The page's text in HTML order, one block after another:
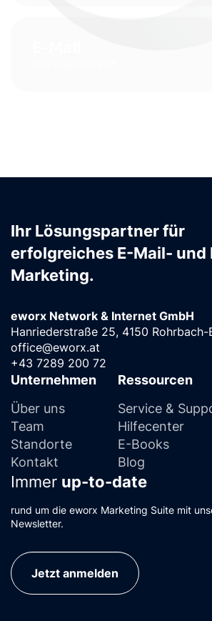
Ihr Lösungspartner für
erfolgreiches E-Mail- und
Marketing.
eworx Network & Internet GmbH
Hanriederstraße 25, 4150 Rohrbach-
office@eworx.at
+43 7289 200 72
Unternehmen
Über uns
Team
Standorte
Kontakt
Ressourcen
Service &
Hilfecenter
E-Books
Blog
Immer up-to-date
rund um die eworx Marketing Suite mit
Newsletter.
Jetzt anmelden